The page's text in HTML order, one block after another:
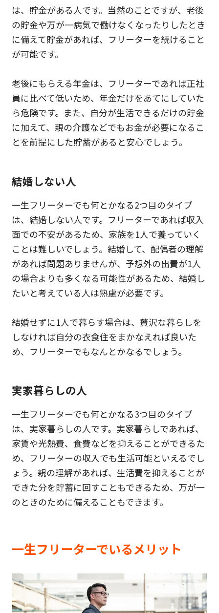
は、貯金がある人です。当然のことですが、老後
の貯金や万が一病気で働けなくなったりしたとき
に備えて貯金があれば、フリーターを続けること
が可能です。
老後にもらえる年金は、フリーターであれば正社
員に比べて低いため、年金だけをあてにしていた
ら危険です。また、自分が生活できるだけの貯金
に加えて、親の介護などでもお金が必要になるこ
とを前提にした貯蓄があると安心でしょう。
結婚しない人
一生フリーターでも何とかなる2つ目のタイプ
は、結婚しない人です。フリーターであれば収入
面での不安があるため、家族を1人で養っていく
ことは難しいでしょう。結婚して、配偶者の理解
があれば問題ありませんが、予想外の出費が1人
の場合よりも多くなる可能性があるため、結婚し
たいと考えている人は熟慮が必要です。
結婚せずに1人で暮らす場合は、贅沢な暮らしを
しなければ自分の衣食住をまかなえれば良いた
め、フリーターでもなんとかなるでしょう。
実家暮らしの人
一生フリーターでも何とかなる3つ目のタイプ
は、実家暮らしの人です。実家暮らしであれば、
家賃や光熱費、食費などを抑えることができるた
め、フリーターの収入でも生活可能といえるでし
ょう。親の理解があれば、生活費を抑えることが
できた分を貯蓄に回すこともできるため、万が一
のときのために備えることもできます。
一生フリーターでいるメリット